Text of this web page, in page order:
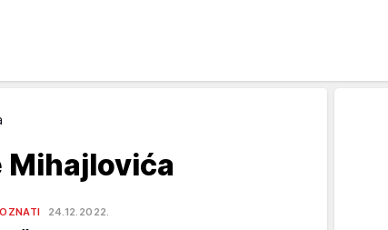
Mihajlovića
24.12.2022.